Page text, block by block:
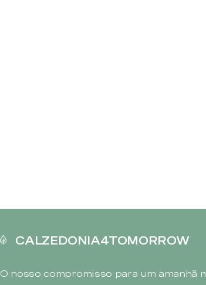
CALZEDONIA4TOMORROW
O nosso compromisso para um amanhã